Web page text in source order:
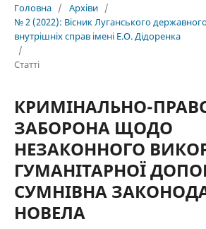
Головна / Архіви /
№ 2 (2022): Вісник Луганського
внутрішніх справ імені Е.О. Дідоренка
/
Статті
КРИМІНАЛЬНО-
ЗАБОРОНА ЩОДО
НЕЗАКОННОГО
ГУМАНІТАРНОЇ
СУМНІВНА
НОВЕЛА